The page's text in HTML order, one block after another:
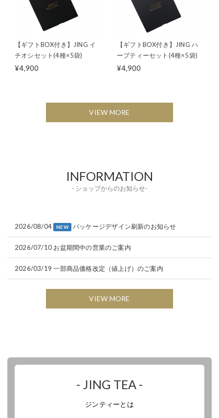
【ギフトBOX付き】JING イ
チオシセット(4種×5袋)
¥4,900
【ギフトBOX付き】JING ハ
ーブティーセット(4種×5袋)
¥4,900
VIEW MORE
INFORMATION
- ショップからのお知らせ-
2026/08/04 NEW パッケージデザイン刷新のお知らせ
2026/07/10 お盆期間中の営業のご案内
2026/03/19 一部商品価格改定（値上げ）のご案内
VIEW MORE
- JING TEA -
ジンティーとは